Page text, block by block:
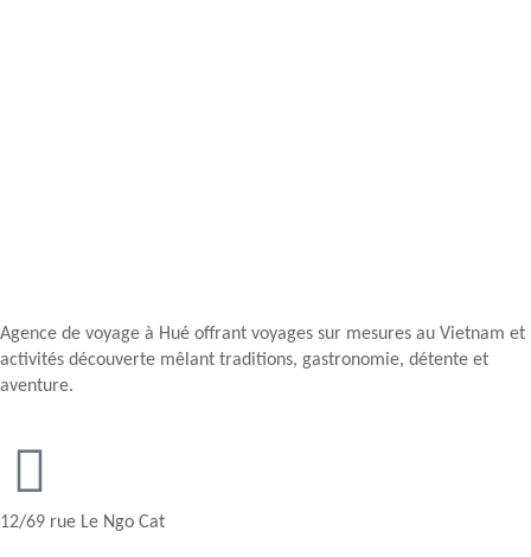
Agence de voyage à Hué offrant voyages sur mesures au Vietnam et
activités découverte mêlant traditions, gastronomie, détente et
aventure.
12/69 rue Le Ngo Cat